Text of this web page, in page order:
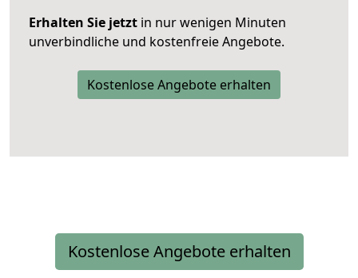
Erhalten Sie jetzt in nur wenigen Minuten
unverbindliche und kostenfreie Angebote.
Kostenlose Angebote erhalten
Kostenlose Angebote erhalten